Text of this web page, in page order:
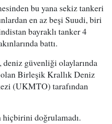
bu yana sekiz tankeri
en az beşi Suudi, biri
bayraklı tanker 4
battı.
deniz güvenliği olaylarında
olan Birleşik Krallık Deniz
(UKMTO) tarafından
hiçbirini doğrulamadı.